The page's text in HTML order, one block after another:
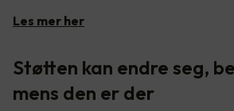
Les mer her
Støtten kan endre seg,
mens den er der